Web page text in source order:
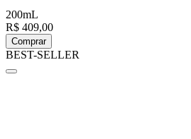
200mL
R$ 409,00
Comprar
BEST-SELLER